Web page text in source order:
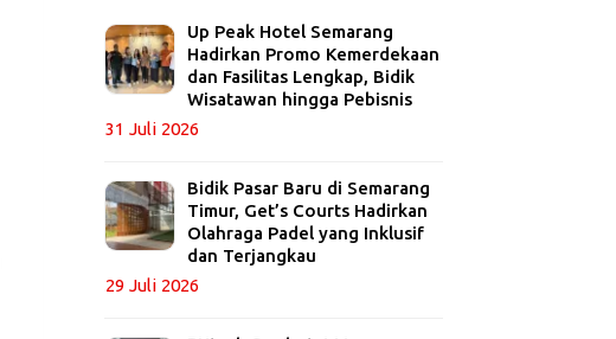
Up Peak Hotel Semarang
Hadirkan Promo Kemerdekaan
dan Fasilitas Lengkap, Bidik
Wisatawan hingga Pebisnis
31 Juli 2026
Bidik Pasar Baru di Semarang
Timur, Get’s Courts Hadirkan
Olahraga Padel yang Inklusif
dan Terjangkau
29 Juli 2026